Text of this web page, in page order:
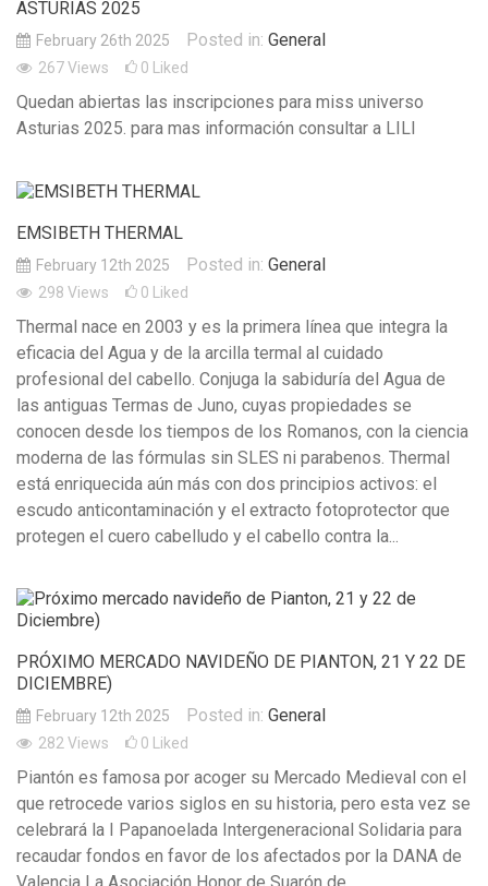
ASTURIAS 2025
Posted in: General
February 26th 2025
267Views 0 Liked
Quedan abiertas las inscripciones para miss universo
Asturias 2025. para mas información consultar a LILI
EMSIBETH THERMAL
Posted in: General
February 12th 2025
298 Views 0 Liked
Thermal nace en 2003 y es la primera línea que integra la
eficacia del Agua y de la arcilla termal al cuidado
profesional del cabello. Conjuga la sabiduría del Agua de
las antiguas Termas de Juno, cuyas propiedades se
conocen desde los tiempos de los Romanos, con la ciencia
moderna de las fórmulas sin SLES ni parabenos. Thermal
está enriquecida aún más con dos principios activos: el
escudo anticontaminación y el extracto fotoprotector que
protegen el cuero cabelludo y el cabello contra la...
PRÓXIMO MERCADO NAVIDEÑO DE PIANTON, 21 Y 22 DE
DICIEMBRE)
Posted in: General
February 12th 2025
282 Views 0 Liked
Piantón es famosa por acoger su Mercado Medieval con el
que retrocede varios siglos en su historia, pero esta vez se
celebrará la I Papanoelada Intergeneracional Solidaria para
recaudar fondos en favor de los afectados por la DANA de
Valencia La Asociación Honor de Suarón de